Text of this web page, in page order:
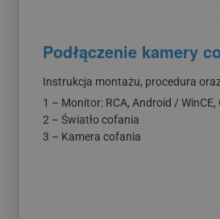
Podłączenie kamery
Instrukcja montażu, procedura
1 – Monitor: RCA, Android /
2 – Światło cofania
3 – Kamera cofania